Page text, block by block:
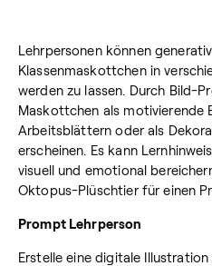
Lehrpersonen können
Klassenmaskottchen in
werden zu lassen. Durch Bild-
Maskottchen als motivierende
Arbeitsblättern oder als
erscheinen. Es kann
visuell und emotional
Oktopus-Plüschtier für einen
Prompt Lehrperson
Erstelle eine digitale